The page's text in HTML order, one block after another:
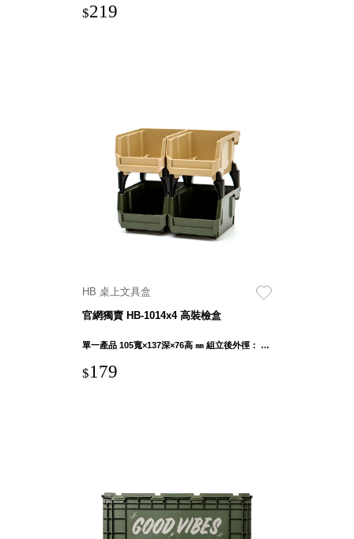
$219
HB 桌上文具盒
官網獨賣 HB-1014x4 高裝檢盒
單一產品 105寬×137深×76高 ㎜ 組立後外徑： 107寬×137深×283.5高 ㎜
$179